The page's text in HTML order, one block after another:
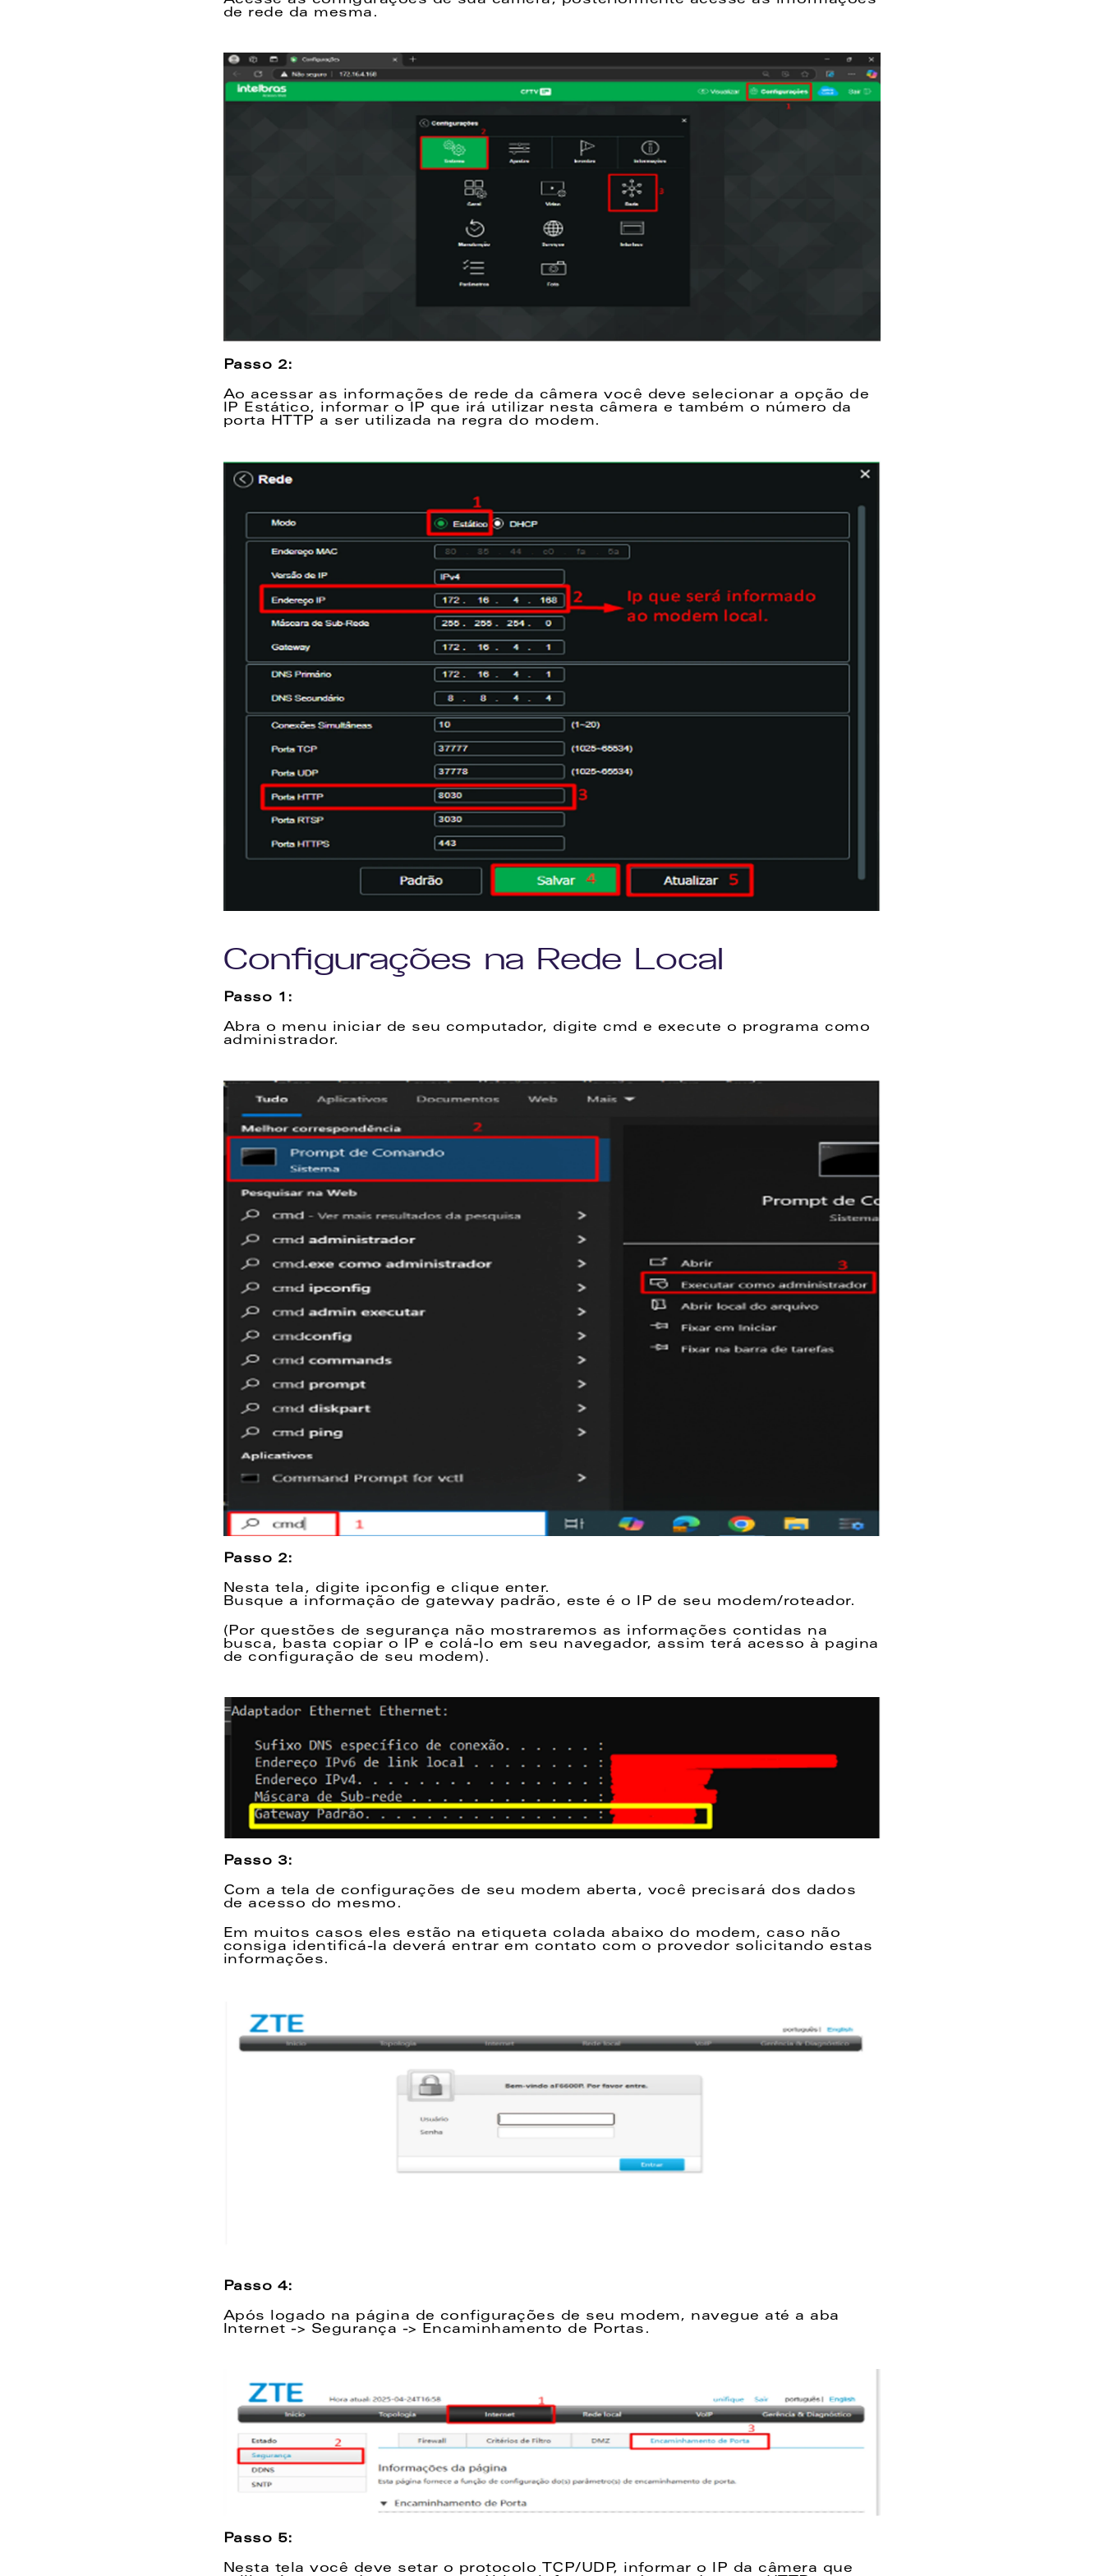
de rede da mesma.
Passo 2:
Ao acessar as informações de rede da câmera você deve selecionar a opção de
IP Estático, informar o IP que irá utilizar nesta câmera e também o número da
porta HTTP a ser utilizada na regra do modem.
Configurações na Rede Local
Passo 1:
Abra o menu iniciar de seu computador, digite cmd e execute o programa como
administrador.
Passo 2:
Nesta tela, digite ipconfig e clique enter.
Busque a informação de gateway padrão, este é o IP de seu modem/roteador.
(Por questões de segurança não mostraremos as informações contidas na
busca, basta copiar o IP e colá-lo em seu navegador, assim terá acesso à pagina
de configuração de seu modem).
Passo 3:
Com a tela de configurações de seu modem aberta, você precisará dos dados
de acesso do mesmo.
Em muitos casos eles estão na etiqueta colada abaixo do modem, caso não
consiga identificá-la deverá entrar em contato com o provedor solicitando estas
informações.
Passo 4:
Após logado na página de configurações de seu modem, navegue até a aba
Internet -> Segurança -> Encaminhamento de Portas.
Passo 5:
Nesta tela você deve setar o protocolo TCP/UDP, informar o IP da câmera que